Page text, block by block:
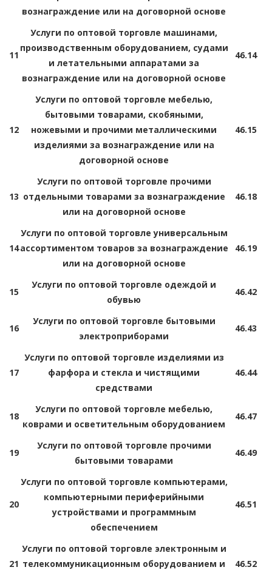
вознаграждение или на договорной основе
11
Услуги по оптовой торговле машинами,
производственным оборудованием, судами
и летательными аппаратами за
вознаграждение или на договорной основе
46.14
12
Услуги по оптовой торговле мебелью,
бытовыми товарами, скобяными,
ножевыми и прочими металлическими
изделиями за вознаграждение или на
договорной основе
46.15
13
Услуги по оптовой торговле прочими
отдельными товарами за вознаграждение
или на договорной основе
46.18
14
Услуги по оптовой торговле универсальным
ассортиментом товаров за вознаграждение
или на договорной основе
46.19
15
Услуги по оптовой торговле одеждой и
обувью
46.42
16
Услуги по оптовой торговле бытовыми
электроприборами
46.43
17
Услуги по оптовой торговле изделиями из
фарфора и стекла и чистящими
средствами
46.44
18
Услуги по оптовой торговле мебелью,
коврами и осветительным оборудованием
46.47
19
Услуги по оптовой торговле прочими
бытовыми товарами
46.49
20
Услуги по оптовой торговле компьютерами,
компьютерными периферийными
устройствами и программным
обеспечением
46.51
21
Услуги по оптовой торговле электронным и
телекоммуникационным оборудованием и
46.52